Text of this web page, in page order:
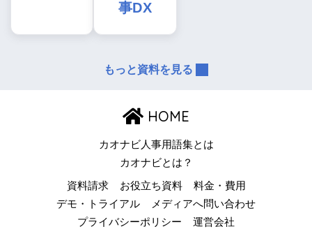
事DX
もっと資料を見る
HOME
カオナビ人事用語集とは
カオナビとは？
資料請求 お役立ち資料
料金・費用
デモ・トライアル
メディアへ問い合わせ
プライバシーポリシー
運営会社